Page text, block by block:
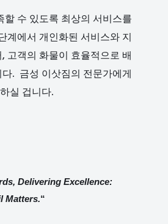
할 수 있도록 최상의 서비스를
계에서 개인화된 서비스와 지
고객의 화물이 효율적으로 배
. 금성 이삿짐의 전문가에게
실 겁니다.
Delivering Excellence:
Matters.“